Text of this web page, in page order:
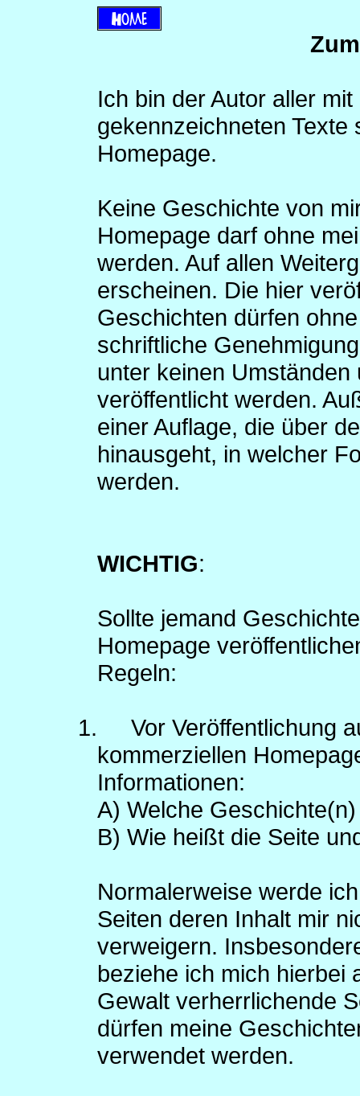
Ich bin der Autor aller
gekennzeichneten
Homepage.
Keine Geschichte von
Homepage darf ohne
werden. Auf allen
erscheinen. Die hier
Geschichten dürfen
schriftliche
unter keinen
veröffentlicht werden.
einer Auflage, die über
hinausgeht, in welcher
werden.
WICHTIG:
Sollte jemand
Homepage
Regeln:
1.
Vor Veröffentlichung
kommerziellen
Informationen:
A) Welche
B) Wie heißt die Seite
Normalerweise werde
Seiten deren Inhalt mir
verweigern.
beziehe ich mich hierbei
Gewalt verherrlichende
dürfen meine
verwendet werden.